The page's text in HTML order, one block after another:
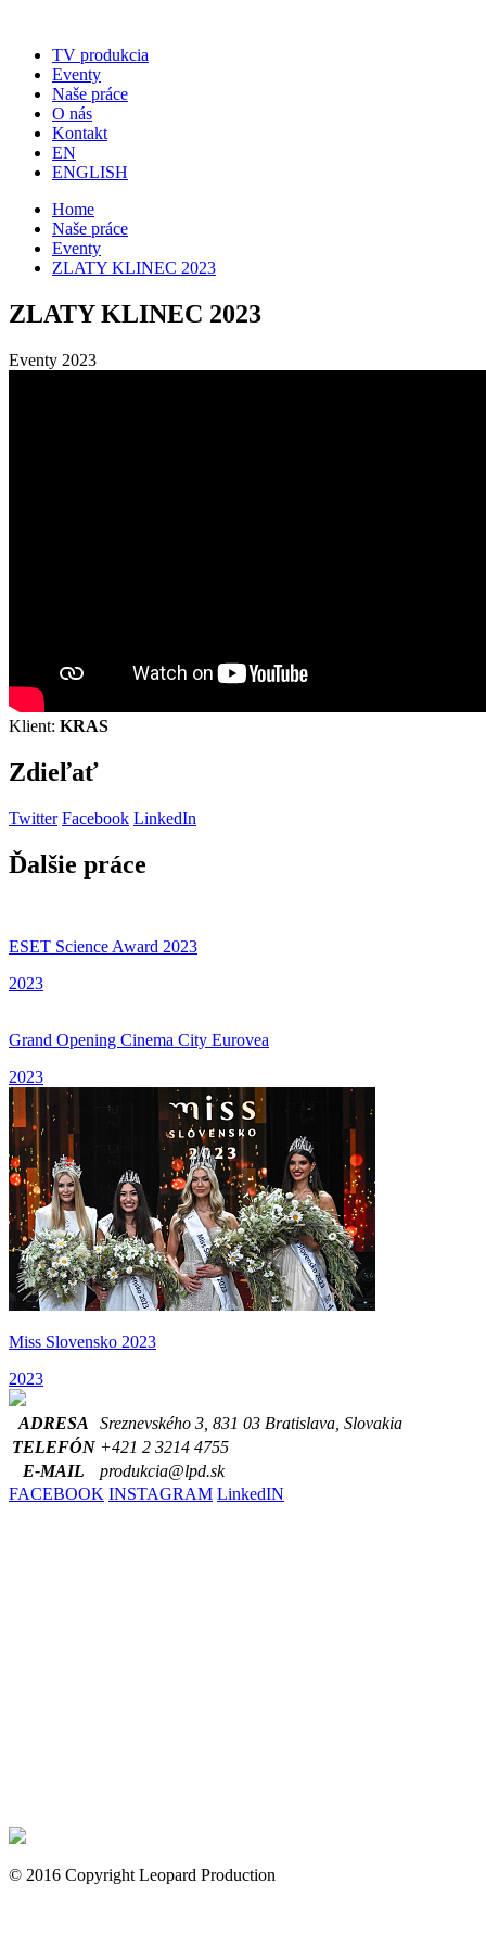
TV produkcia
Eventy
Naše práce
O nás
Kontakt
EN
ENGLISH
Home
Naše práce
Eventy
ZLATY KLINEC 2023
ZLATY KLINEC 2023
Eventy 2023
Klient: KRAS
Zdieľať
Twitter Facebook LinkedIn
Ďalšie práce
ESET Science Award 2023
2023
Grand Opening Cinema City Eurovea
2023
Miss Slovensko 2023
2023
ADRESA
Sreznevského 3, 831 03 Bratislava, Slovakia
TELEFÓN +421 2 3214 4755
E-MAIL
produkcia@lpd.sk
FACEBOOK INSTAGRAM LinkedIN
© 2016 Copyright Leopard Production